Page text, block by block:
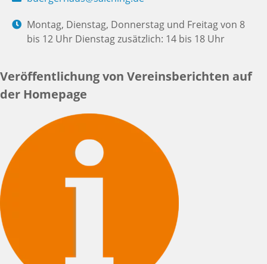
Montag, Dienstag, Donnerstag und Freitag von 8
bis 12 Uhr Dienstag zusätzlich: 14 bis 18 Uhr
Veröffentlichung von Vereinsberichten auf
der Homepage